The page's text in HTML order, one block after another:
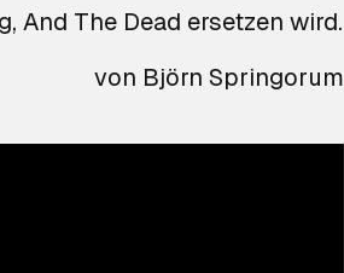
And The Dead ersetzen wird.
von Björn Springorum